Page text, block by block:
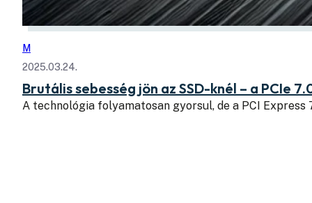
M
2025.03.24.
Brutális sebesség jön az SSD-knél – a PCIe
A technológia folyamatosan gyorsul, de a PCI Express